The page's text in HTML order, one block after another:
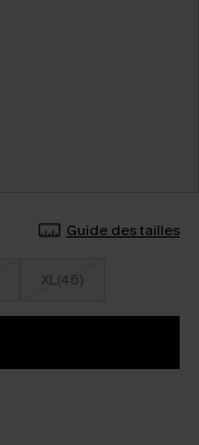
Guide des tailles
XL(46)